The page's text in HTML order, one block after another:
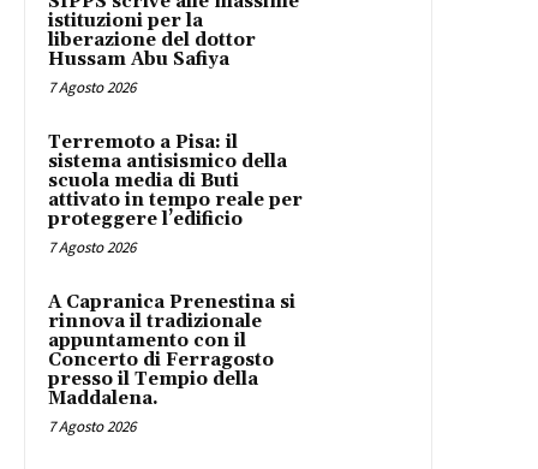
istituzioni per la
liberazione del dottor
Hussam Abu Safiya
7 Agosto 2026
Terremoto a Pisa: il
sistema antisismico della
scuola media di Buti
attivato in tempo reale per
proteggere l’edificio
7 Agosto 2026
A Capranica Prenestina si
rinnova il tradizionale
appuntamento con il
Concerto di Ferragosto
presso il Tempio della
Maddalena.
7 Agosto 2026